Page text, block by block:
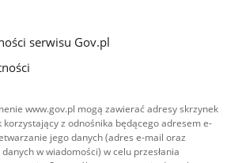
serwisu Gov.pl
www.gov.pl mogą zawierać adresy skrzynek
korzystający z odnośnika będącego adresem e-
jego danych (adres e-mail oraz
w wiadomości) w celu przesłania